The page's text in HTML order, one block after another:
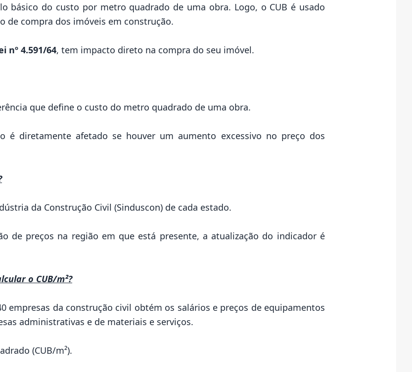
básico do custo por metro quadrado de uma obra. Logo, o CUB é usado
de compra dos imóveis em construção.
nº 4.591/64, tem impacto direto na compra do seu imóvel.
que define o custo do metro quadrado de uma obra.
é diretamente afetado se houver um aumento excessivo no preço dos
da Construção Civil (Sinduscon) de cada estado.
de preços na região em que está presente, a atualização do indicador é
o CUB/m²?
empresas da construção civil obtém os salários e preços de equipamentos
administrativas e de materiais e serviços.
(CUB/m²).